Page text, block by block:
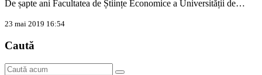
De șapte ani Facultatea de Științe Economice a Universității de…
23 mai 2019 16:54
Caută